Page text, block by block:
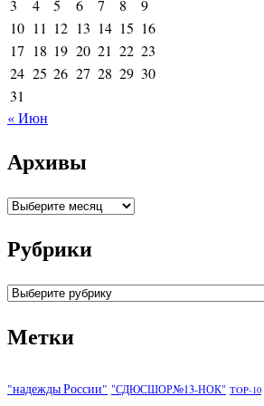
3
4 5 6 7 8
9
10 11 12 13 14 15 16
17 18 19 20 21 22 23
24 25 26 27 28 29 30
31
« Июн
Архивы
Архивы
Рубрики
Рубрики
Метки
"надежды России" "СДЮСШОР№13-НОК" TOP-10